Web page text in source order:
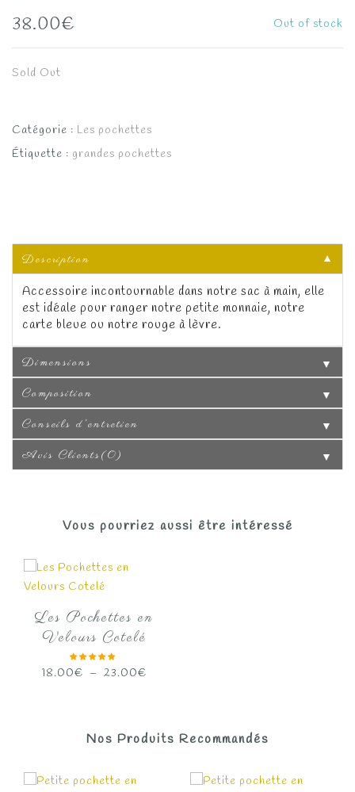
38.00€ Out of stock
Sold Out
Catégorie : Les pochettes
Étiquette : grandes pochettes
Description
▼
Accessoire incontournable dans notre sac à main, elle
est idéale pour ranger notre petite monnaie, notre
carte bleue ou notre rouge à lèvre.
Dimensions ▼
Composition ▼
Conseils d'entretien ▼
Avis Clients(0) ▼
Vous pourriez aussi être intéressé
Les Pochettes en
Velours Cotelé
18.00€ – 23.00€
18.00€
Nos Produits Recommandés